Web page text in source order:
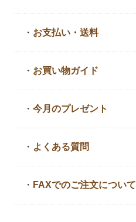
・ お支払い・送料
・ お買い物ガイド
・今月のプレゼント
・ よくある質問
・ FAXでのご注文について